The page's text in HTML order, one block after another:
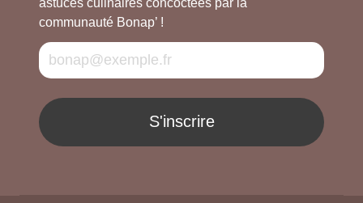
astuces culinaires concoctées par la
communauté Bonap’ !
S'inscrire